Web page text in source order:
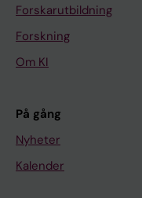
Forskarutbildning
Forskning
Om KI
På gång
Nyheter
Kalender